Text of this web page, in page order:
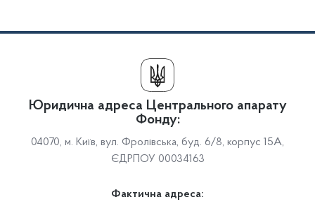
Юридична адреса Центрального апарату
Фонду:
04070, м. Київ, вул. Фролівська, буд. 6/8, корпус 15А,
ЄДРПОУ 00034163
Фактична адреса: